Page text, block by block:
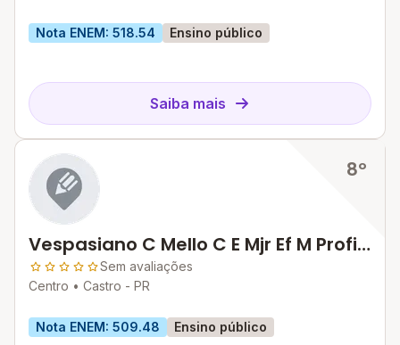
Nota ENEM: 518.54 Ensino público
Saiba mais
8º
Vespasiano C Mello C E Mjr Ef M Profis
N
Sem avaliações
Centro • Castro - PR
Nota ENEM: 509.48 Ensino público